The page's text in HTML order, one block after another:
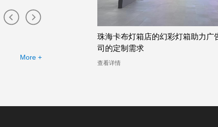
More +
珠海卡布灯箱店的幻彩灯箱助力广
司的定制需求
查看详情